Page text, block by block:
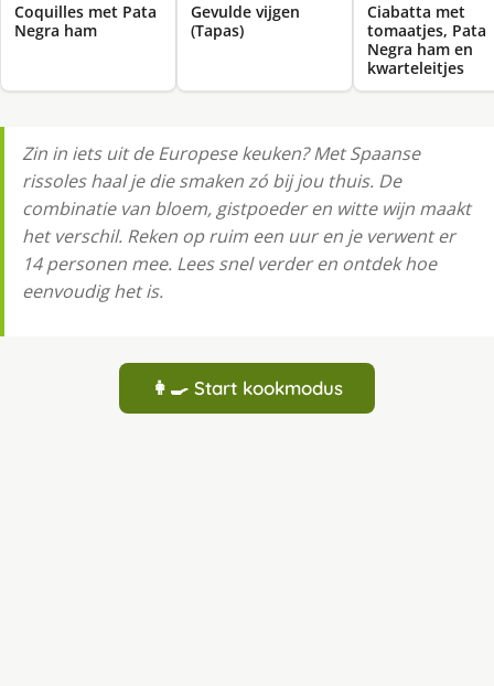
Coquilles met Pata
Negra ham
Gevulde vijgen
(Tapas)
Ciabatta met
tomaatjes, Pata
Negra ham en
kwarteleitjes
Zin in iets uit de Europese keuken? Met Spaanse
rissoles haal je die smaken zó bij jou thuis. De
combinatie van bloem, gistpoeder en witte wijn maakt
het verschil. Reken op ruim een uur en je verwent er
14 personen mee. Lees snel verder en ontdek hoe
eenvoudig het is.
👩‍🍳 Start kookmodus